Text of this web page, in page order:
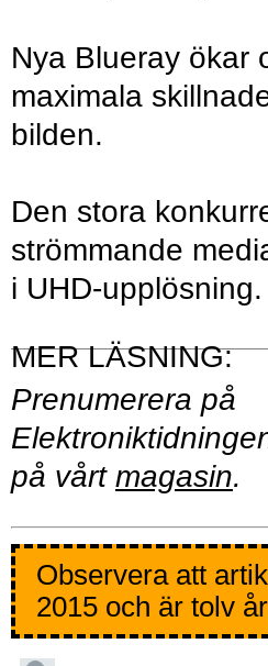
Nya Blueray ökar
maximala
bilden.
Den stora
strömmande
i UHD-upplösning.
Prenumerera på
på vårt magasin.
Observera att
2015 och är tolv